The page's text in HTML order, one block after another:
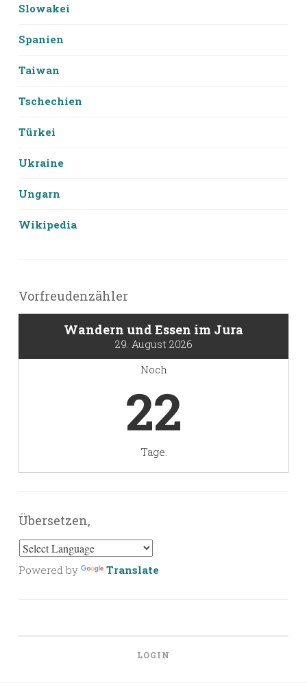
Slowakei
Spanien
Taiwan
Tschechien
Türkei
Ukraine
Ungarn
Wikipedia
Vorfreudenzähler
Wandern und Essen im Jura
29. August 2026
Noch
22
Tage.
Übersetzen,
Powered by Translate
LOGIN